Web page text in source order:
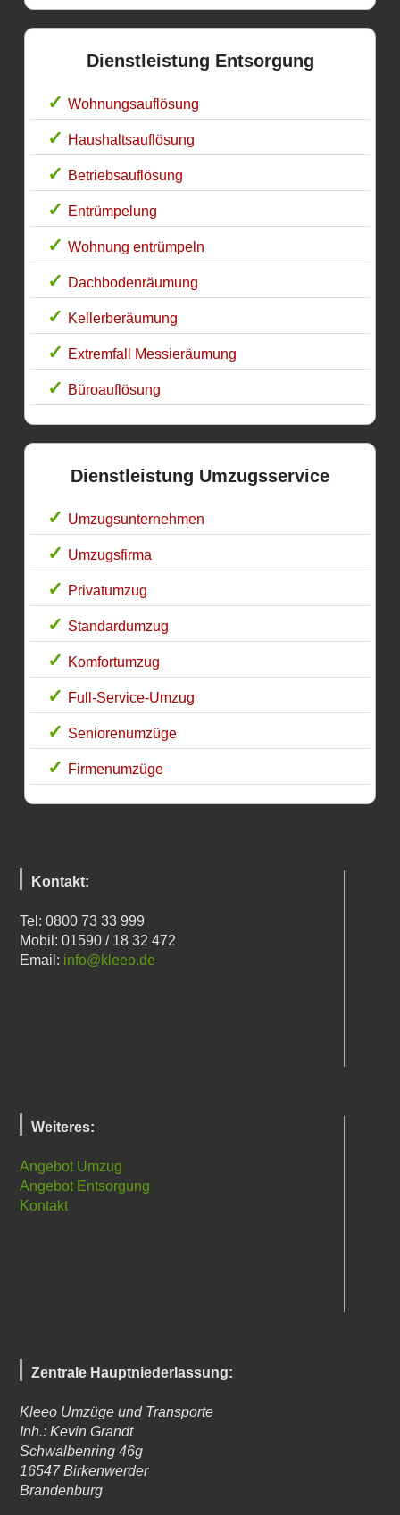
Dienstleistung Entsorgung
Wohnungsauflösung
Haushaltsauflösung
Betriebsauflösung
Entrümpelung
Wohnung entrümpeln
Dachbodenräumung
Kellerberäumung
Extremfall Messieräumung
Büroauflösung
Dienstleistung Umzugsservice
Umzugsunternehmen
Umzugsfirma
Privatumzug
Standardumzug
Komfortumzug
Full-Service-Umzug
Seniorenumzüge
Firmenumzüge
Kontakt:
Tel: 0800 73 33 999
Mobil: 01590 / 18 32 472
Email: info@kleeo.de
Weiteres:
Angebot Umzug
Angebot Entsorgung
Kontakt
Zentrale Hauptniederlassung:
Kleeo Umzüge und Transporte
Inh.: Kevin Grandt
Schwalbenring 46g
16547 Birkenwerder
Brandenburg